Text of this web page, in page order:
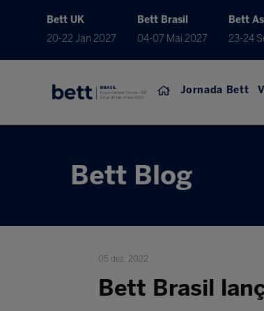
Bett UK
20-22 Jan 2027
Bett Brasil
04-07 Mai 2027
Bett
23-24
Jornada Bett
Bett Blog
05 dez. 2022
Bett Brasil